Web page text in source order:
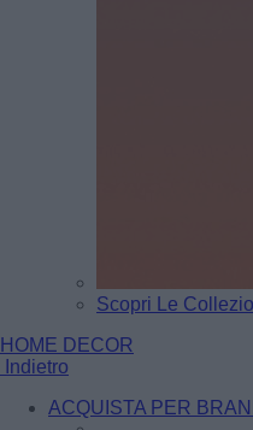
Scopri Le
HOME DECOR
Indietro
ACQUISTA PER